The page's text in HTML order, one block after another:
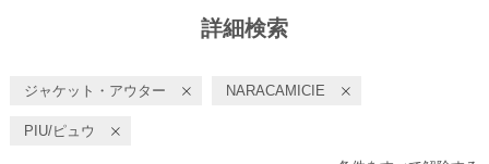
詳細検索
ジャケット・アウター NARACAMICIE
PIU/ピュウ